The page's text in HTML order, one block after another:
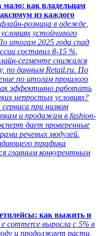
мало: как владельцам
из каждого
розница в одежде,
устойчивого
итогам 2025 года спад
составил 8-15 %,
сегменте снижался
по данным Retail.ru. По
по итогам прошлого
эффективно работать
непростых условиях?
при низком
и продажам в fashion-
дает проверенные
речевых модулей.
трафика
главным конкурентным
как выжить и
commerce выросла с 5% в
и продолжает расти,